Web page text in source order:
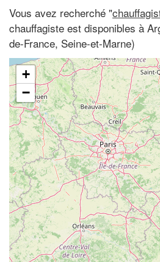
Vous avez recherché "
chauffagiste est disponibles à
de-France, Seine-et-Marne)
+
−